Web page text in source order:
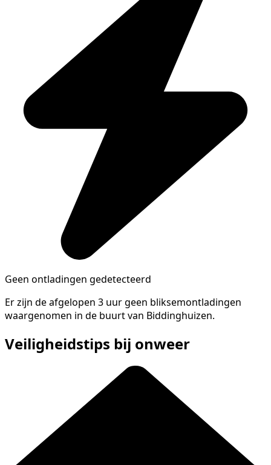
Geen ontladingen gedetecteerd
Er zijn de afgelopen 3 uur geen bliksemontladingen
waargenomen in de buurt van Biddinghuizen.
Veiligheidstips bij onweer